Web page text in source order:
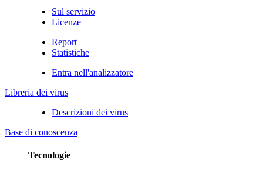
Sul servizio
Licenze
Report
Statistiche
Entra nell'analizzatore
Libreria dei virus
Descrizioni dei virus
Base di conoscenza
Tecnologie